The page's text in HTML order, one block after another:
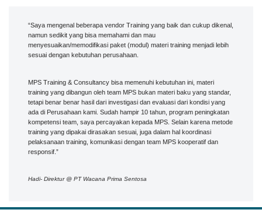
“Saya mengenal beberapa vendor Training yang baik dan cukup dikenal,
namun sedikit yang bisa memahami dan mau
menyesuaikan/memodifikasi paket (modul) materi training menjadi lebih
sesuai dengan kebutuhan perusahaan.
MPS Training & Consultancy bisa memenuhi kebutuhan ini, materi
training yang dibangun oleh team MPS bukan materi baku yang standar,
tetapi benar benar hasil dari investigasi dan evaluasi dari kondisi yang
ada di Perusahaan kami. Sudah hampir 10 tahun, program peningkatan
kompetensi team, saya percayakan kepada MPS. Selain karena metode
training yang dipakai dirasakan sesuai, juga dalam hal koordinasi
pelaksanaan training, komunikasi dengan team MPS kooperatif dan
responsif.”
Hadi- Direktur @ PT Wacana Prima Sentosa